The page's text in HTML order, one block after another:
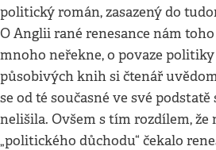
politický román, zasazený do
O Anglii rané renesance nám
mnoho neřekne, o povaze
působivých knih si čtenář
se od té současné ve své
nelišila. Ovšem s tím rozdílem, že
„politického důchodu“ čekalo